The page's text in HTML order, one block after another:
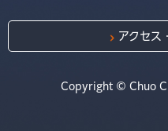
アクセス
Copyright © Chuo